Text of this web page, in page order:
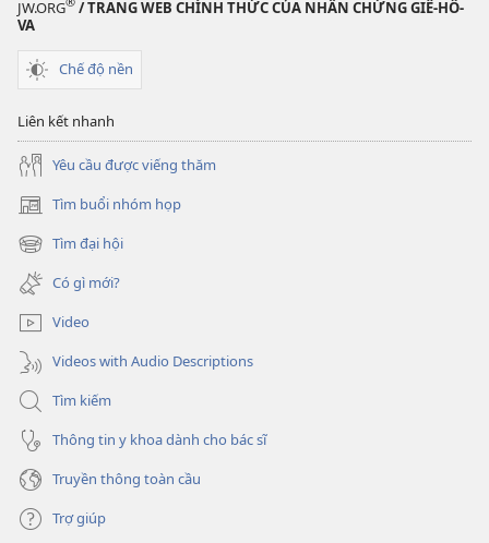
JW.ORG
/ TRANG WEB CHÍNH THỨC CỦA NHÂN CHỨNG GIÊ-HÔ-
VA
Chế độ nền
Liên kết nhanh
Yêu cầu được viếng thăm
Tìm buổi nhóm họp
(mở
cửa
sổ
mới)
Tìm đại hội
(mở
cửa
sổ
mới)
Có gì mới?
Video
Videos with Audio Descriptions
Tìm kiếm
Thông tin y khoa dành cho bác sĩ
Truyền thông toàn cầu
Trợ giúp